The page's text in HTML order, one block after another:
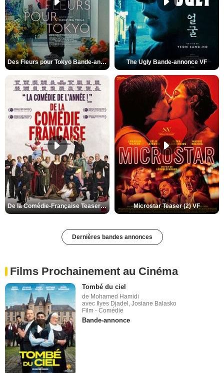
Des Fleurs pour Tokyo Bande-annonce VO STFR The Ugly Bande-annonce VF
De la Comédie-Française Teaser (3) VF Microstar Teaser (2) VF
Dernières bandes annonces
Films Prochainement au Cinéma
Tombé du ciel
de Mohamed Hamidi
avec Ilyes Djadel, Josiane Balasko
Film - Comédie
Bande-annonce